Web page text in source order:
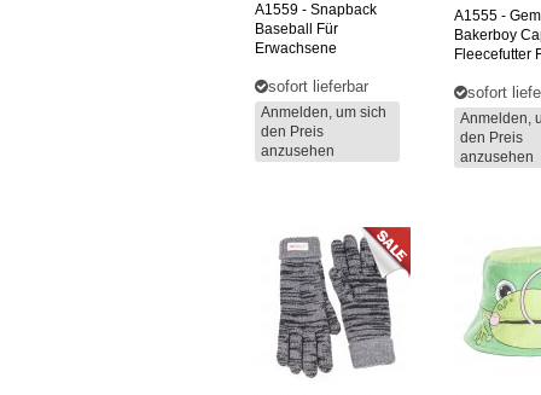
A1559 - Snapback
Baseball Für
Erwachsene
sofort lieferbar
Anmelden, um sich
den Preis
anzusehen
A1555 -
Bakerboy
Fleecefutter
sofort
Anmelden,
den Preis
anzusehen